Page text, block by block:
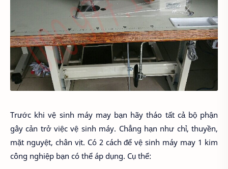
Trước khi vệ sinh máy may bạn hãy tháo tất cả bộ phận
gây cản trở việc vệ sinh máy. Chẳng hạn như chỉ, thuyền,
mặt nguyệt, chân vịt. Có 2 cách để vệ sinh máy may 1 kim
công nghiệp bạn có thể áp dụng. Cụ thể: